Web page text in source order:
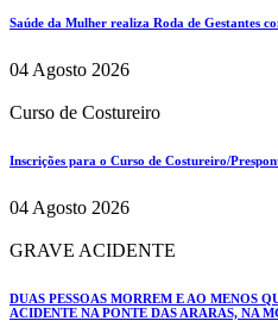
Saúde da Mulher realiza Roda de Gestantes
04 Agosto 2026
Curso de Costureiro
Inscrições para o Curso de Costureiro/
04 Agosto 2026
GRAVE ACIDENTE
DUAS PESSOAS MORREM E AO MENOS
ACIDENTE NA PONTE DAS ARARAS, NA